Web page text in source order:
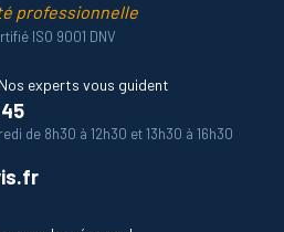
professionnelle
ISO 9001 DNV
experts vous guident
de 8h30 à 12h30 et 13h30 à 16h30